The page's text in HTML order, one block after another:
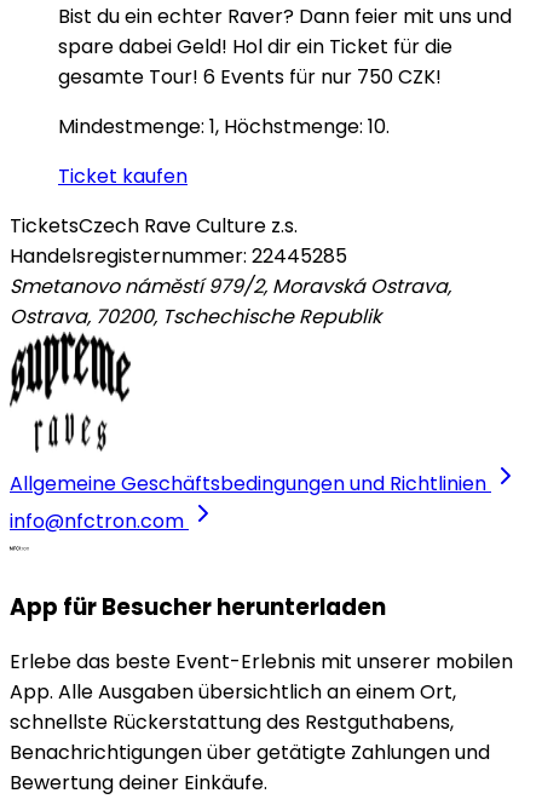
Bist du ein echter Raver? Dann feier mit uns und
spare dabei Geld! Hol dir ein Ticket für die
gesamte Tour! 6 Events für nur 750 CZK!
Mindestmenge: 1, Höchstmenge: 10.
Ticket kaufen
TicketsCzech Rave Culture z.s.
Handelsregisternummer: 22445285
Smetanovo náměstí 979/2, Moravská Ostrava,
Ostrava, 70200, Tschechische Republik
Allgemeine Geschäftsbedingungen und Richtlinien
info@nfctron.com
App für Besucher herunterladen
Erlebe das beste Event-Erlebnis mit unserer mobilen
App. Alle Ausgaben übersichtlich an einem Ort,
schnellste Rückerstattung des Restguthabens,
Benachrichtigungen über getätigte Zahlungen und
Bewertung deiner Einkäufe.